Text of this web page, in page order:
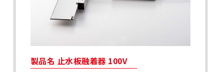
製品名 止水板融着器 100V